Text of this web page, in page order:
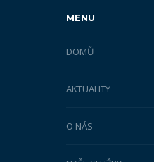
MENU
DOMŮ
AKTUALITY
O NÁS